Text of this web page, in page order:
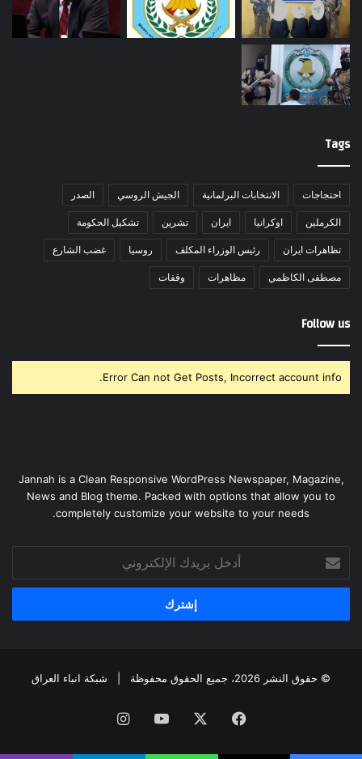
Tags
احتجاجات الانتخابات البرلمانية الجيش الروسي الصدر
الكرملين اوكرانيا ايران تشرين تشكيل الحكومة
تظاهرات ايران رئيس الوزراء المكلف روسيا غضب الشارع
مصطفى الكاظمي مظاهرات وقفات
Follow us
Error Can not Get Posts, Incorrect account info.
Jannah is a Clean Responsive WordPress Newspaper, Magazine,
News and Blog theme. Packed with options that allow you to
completely customize your website to your needs.
بريدك
الإلكتروني
© حقوق النشر 2026، جميع الحقوق محفوظة | شبكة انباء العراق
فيسبوك ‫YouTubeانستقرام